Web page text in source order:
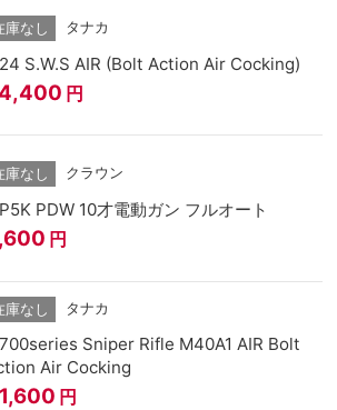
庫なし タナカ
S.W.S AIR (Bolt Action Air Cocking)
円
庫なし クラウン
PDW 10才電動ガン フルオート
円
庫なし タナカ
Sniper Rifle M40A1 AIR Bolt
Air Cocking
円